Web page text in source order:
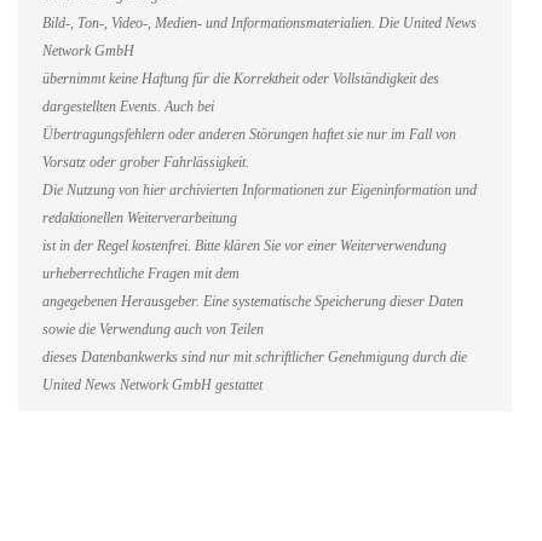
Bild-, Ton-, Video-, Medien- und Informationsmaterialien. Die United News
Network GmbH
übernimmt keine Haftung für die Korrektheit oder Vollständigkeit des
dargestellten Events. Auch bei
Übertragungsfehlern oder anderen Störungen haftet sie nur im Fall von
Vorsatz oder grober Fahrlässigkeit.
Die Nutzung von hier archivierten Informationen zur Eigeninformation und
redaktionellen Weiterverarbeitung
ist in der Regel kostenfrei. Bitte klären Sie vor einer Weiterverwendung
urheberrechtliche Fragen mit dem
angegebenen Herausgeber. Eine systematische Speicherung dieser Daten
sowie die Verwendung auch von Teilen
dieses Datenbankwerks sind nur mit schriftlicher Genehmigung durch die
United News Network GmbH gestattet